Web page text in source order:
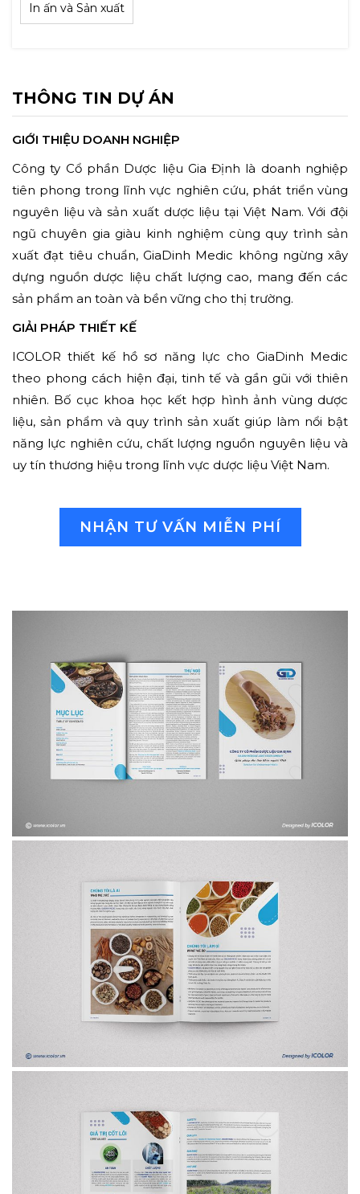
In ấn và Sản xuất
THÔNG TIN DỰ ÁN
GIỚI THIỆU DOANH NGHIỆP
Công ty Cổ phần Dược liệu Gia Định là doanh nghiệp
tiên phong trong lĩnh vực nghiên cứu, phát triển vùng
nguyên liệu và sản xuất dược liệu tại Việt Nam. Với đội
ngũ chuyên gia giàu kinh nghiệm cùng quy trình sản
xuất đạt tiêu chuẩn, GiaDinh Medic không ngừng xây
dựng nguồn dược liệu chất lượng cao, mang đến các
sản phẩm an toàn và bền vững cho thị trường.
GIẢI PHÁP THIẾT KẾ
ICOLOR thiết kế hồ sơ năng lực cho GiaDinh Medic
theo phong cách hiện đại, tinh tế và gần gũi với thiên
nhiên. Bố cục khoa học kết hợp hình ảnh vùng dược
liệu, sản phẩm và quy trình sản xuất giúp làm nổi bật
năng lực nghiên cứu, chất lượng nguồn nguyên liệu và
uy tín thương hiệu trong lĩnh vực dược liệu Việt Nam.
NHẬN TƯ VẤN MIỄN PHÍ